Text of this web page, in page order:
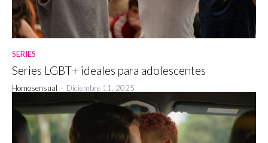
SERIES
Series LGBT+ ideales para adolescentes
Homosensual - Diciembre 11, 2025